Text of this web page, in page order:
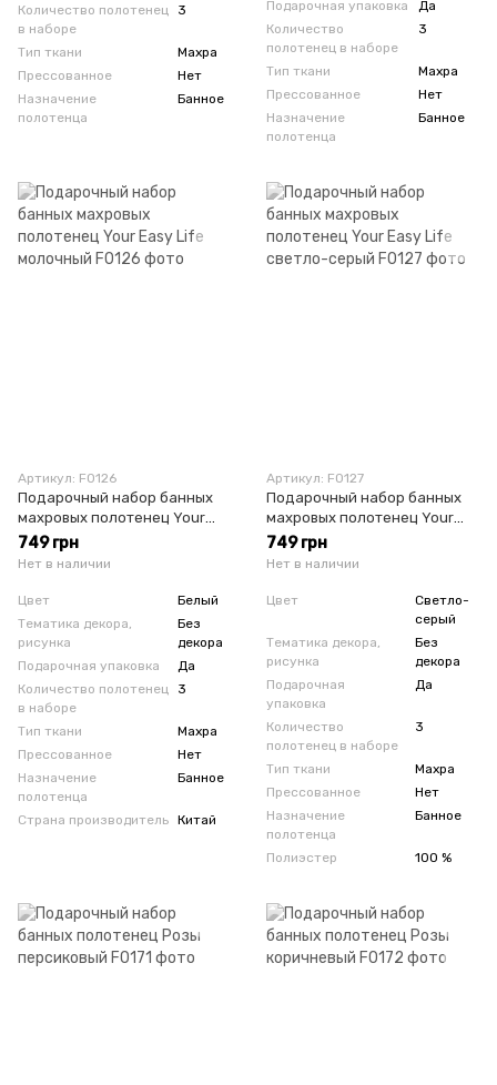
Количество полотенец
в наборе
3
Тип ткани
Махра
Прессованное
Нет
Назначение
полотенца
Банное
Подарочная упаковка
Да
Количество
полотенец в наборе
3
Тип ткани
Махра
Прессованное
Нет
Назначение
полотенца
Банное
Артикул: F0126
Подарочный набор банных
махровых полотенец Your
Easy Life молочный
749 грн
Нет в наличии
Цвет
Белый
Тематика декора,
рисунка
Без
декора
Подарочная упаковка
Да
Количество полотенец
в наборе
3
Тип ткани
Махра
Прессованное
Нет
Назначение
полотенца
Банное
Страна производитель Китай
Артикул: F0127
Подарочный набор банных
махровых полотенец Your
Easy Life светло-серый
749 грн
Нет в наличии
Цвет
Светло-
серый
Тематика декора,
рисунка
Без
декора
Подарочная
упаковка
Да
Количество
полотенец в наборе
3
Тип ткани
Махра
Прессованное
Нет
Назначение
полотенца
Банное
Полиэстер 100 %